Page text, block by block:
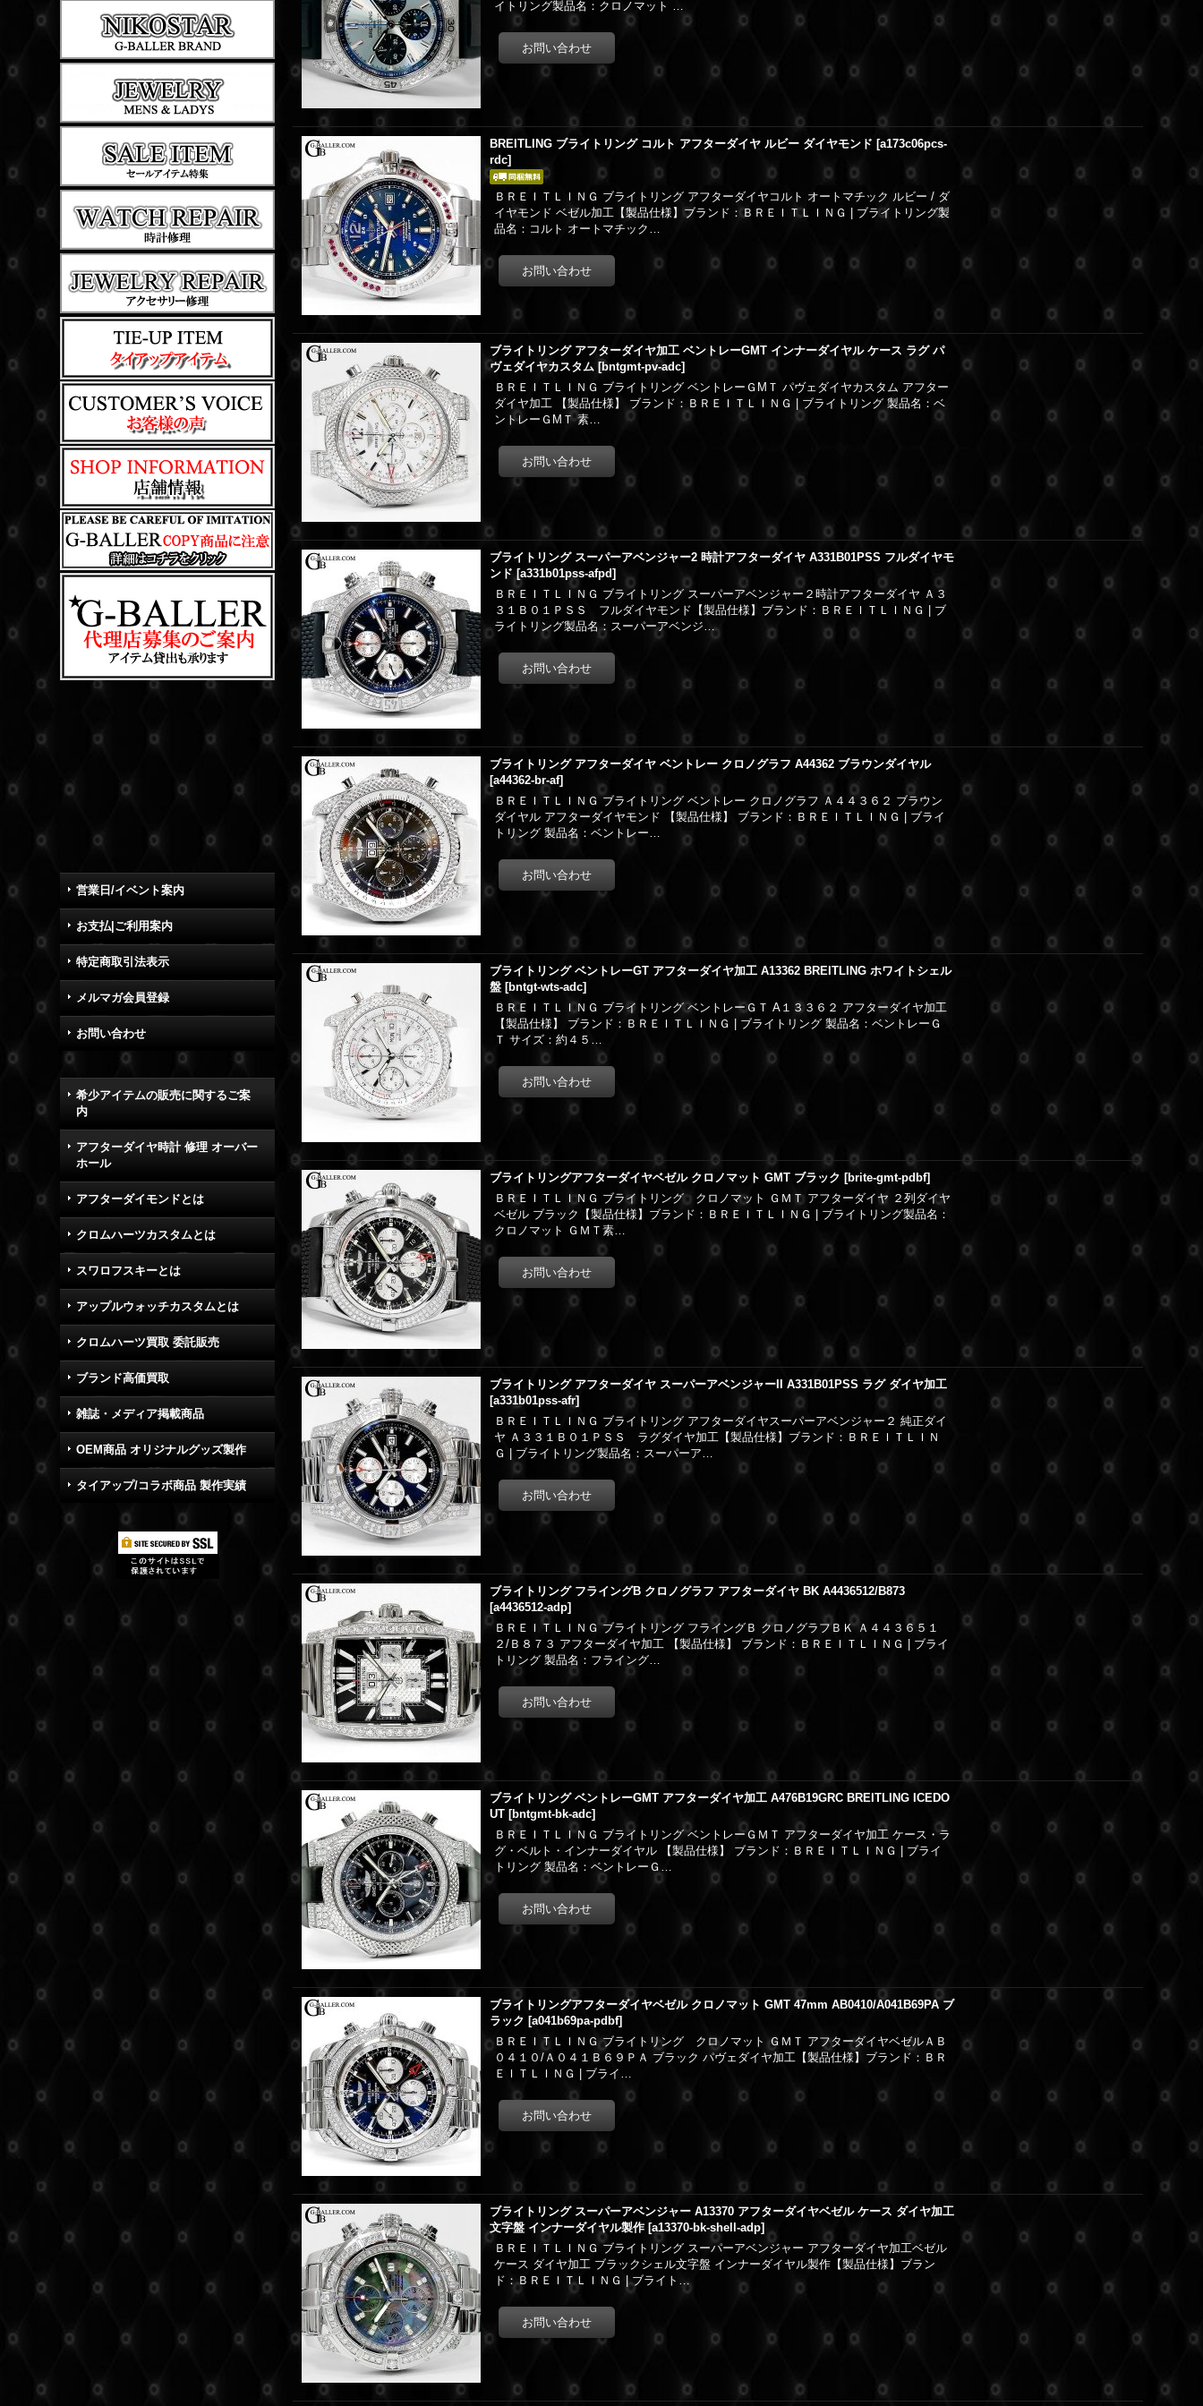
営業日/イベント案内
お支払|ご利用案内
特定商取引法表示
メルマガ会員登録
お問い合わせ
希少アイテムの販売に関するご案
内
アフターダイヤ時計 修理 オーバー
ホール
アフターダイモンドとは
クロムハーツカスタムとは
スワロフスキーとは
アップルウォッチカスタムとは
クロムハーツ買取 委託販売
ブランド高価買取
雑誌・メディア掲載商品
OEM商品 オリジナルグッズ製作
タイアップ/コラボ商品 製作実績
イトリング製品名：クロノマット …
BREITLING ブライトリング コルト アフターダイヤ ルビー ダイヤモンド [a173c06pcs-
rdc]
ＢＲＥＩＴＬＩＮＧ ブライトリング アフターダイヤコルト オートマチック ルビー / ダ
イヤモンド ベゼル加工【製品仕様】ブランド：ＢＲＥＩＴＬＩＮＧ | ブライトリング製
品名：コルト オートマチック…
ブライトリング アフターダイヤ加工 ベントレーGMT インナーダイヤル ケース ラグ パ
ヴェダイヤカスタム [bntgmt-pv-adc]
ＢＲＥＩＴＬＩＮＧ ブライトリング ベントレーＧMＴ パヴェダイヤカスタム アフター
ダイヤ加工 【製品仕様】 ブランド：ＢＲＥＩＴＬＩＮＧ | ブライトリング 製品名：ベ
ントレーＧMＴ 素…
ブライトリング スーパーアベンジャー2 時計アフターダイヤ A331B01PSS フルダイヤモ
ンド [a331b01pss-afpd]
ＢＲＥＩＴＬＩＮＧ ブライトリング スーパーアベンジャー２時計アフターダイヤ Ａ３
３１Ｂ０１ＰＳＳ フルダイヤモンド【製品仕様】ブランド：ＢＲＥＩＴＬＩＮＧ | ブ
ライトリング製品名：スーパーアベンジ…
ブライトリング アフターダイヤ ベントレー クロノグラフ A44362 ブラウンダイヤル
[a44362-br-af]
ＢＲＥＩＴＬＩＮＧ ブライトリング ベントレー クロノグラフ Ａ４４３６２ ブラウン
ダイヤル アフターダイヤモンド 【製品仕様】 ブランド：ＢＲＥＩＴＬＩＮＧ | ブライ
トリング 製品名：ベントレー…
ブライトリング ベントレーGT アフターダイヤ加工 A13362 BREITLING ホワイトシェル
盤 [bntgt-wts-adc]
ＢＲＥＩＴＬＩＮＧ ブライトリング ベントレーＧＴ A１３３６２ アフターダイヤ加工
【製品仕様】 ブランド：ＢＲＥＩＴＬＩＮＧ | ブライトリング 製品名：ベントレーＧ
Ｔ サイズ：約４５…
ブライトリングアフターダイヤベゼル クロノマット GMT ブラック [brite-gmt-pdbf]
ＢＲＥＩＴＬＩＮＧ ブライトリング クロノマット ＧＭＴ アフターダイヤ ２列ダイヤ
ベゼル ブラック【製品仕様】ブランド：ＢＲＥＩＴＬＩＮＧ | ブライトリング製品名：
クロノマット ＧＭＴ素…
ブライトリング アフターダイヤ スーパーアベンジャーII A331B01PSS ラグ ダイヤ加工
[a331b01pss-afr]
ＢＲＥＩＴＬＩＮＧ ブライトリング アフターダイヤスーパーアベンジャー２ 純正ダイ
ヤ Ａ３３１Ｂ０１ＰＳＳ ラグダイヤ加工【製品仕様】ブランド：ＢＲＥＩＴＬＩＮ
Ｇ | ブライトリング製品名：スーパーア…
ブライトリング フライングB クロノグラフ アフターダイヤ BK A4436512/B873
[a4436512-adp]
ＢＲＥＩＴＬＩＮＧ ブライトリング フライングＢ クロノグラフＢＫ Ａ４４３６５１
２/Ｂ８７３ アフターダイヤ加工 【製品仕様】 ブランド：ＢＲＥＩＴＬＩＮＧ | ブライ
トリング 製品名：フライング…
ブライトリング ベントレーGMT アフターダイヤ加工 A476B19GRC BREITLING ICEDO
UT [bntgmt-bk-adc]
ＢＲＥＩＴＬＩＮＧ ブライトリング ベントレーＧＭＴ アフターダイヤ加工 ケース・ラ
グ・ベルト・インナーダイヤル 【製品仕様】 ブランド：ＢＲＥＩＴＬＩＮＧ | ブライ
トリング 製品名：ベントレーＧ…
ブライトリングアフターダイヤベゼル クロノマット GMT 47mm AB0410/A041B69PA ブ
ラック [a041b69pa-pdbf]
ＢＲＥＩＴＬＩＮＧ ブライトリング クロノマット ＧＭＴ アフターダイヤベゼルＡＢ
０４１０/Ａ０４１Ｂ６９ＰＡ ブラック パヴェダイヤ加工【製品仕様】ブランド：ＢＲ
ＥＩＴＬＩＮＧ | ブライ…
ブライトリング スーパーアベンジャー A13370 アフターダイヤベゼル ケース ダイヤ加工
文字盤 インナーダイヤル製作 [a13370-bk-shell-adp]
ＢＲＥＩＴＬＩＮＧ ブライトリング スーパーアベンジャー アフターダイヤ加工ベゼル
ケース ダイヤ加工 ブラックシェル文字盤 インナーダイヤル製作【製品仕様】ブラン
ド：ＢＲＥＩＴＬＩＮＧ | ブライト…